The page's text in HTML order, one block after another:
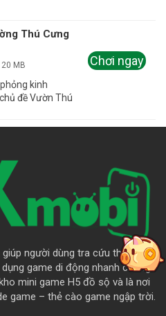
Thú Cưng
20 MB
kinh
đề Vườn Thú
Chơi ngay
người dùng tra cứu thông tin
game di động nhanh chóng.
mini game H5 đồ sộ và là nơi
game – thẻ cào game ngập trời.